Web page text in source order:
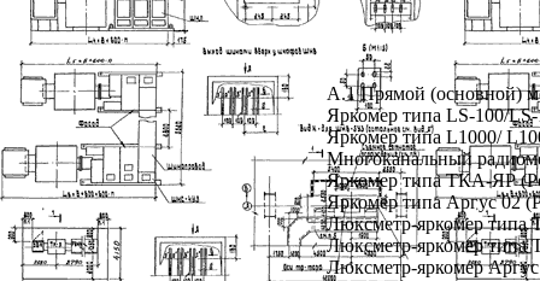
А.1 Прямой (основной)
Яркомер типа LS-100/
Яркомер типа L1000/
Многоканальный
Яркомер типа ТКА-ЯР
Яркомер типа Аргус 02
Люксметр-яркомер типа
Люксметр-яркомер типа
Люксметр-яркомер